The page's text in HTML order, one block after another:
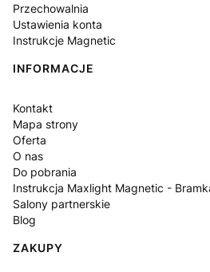
Przechowalnia
Ustawienia konta
Instrukcje Magnetic
INFORMACJE
Kontakt
Mapa strony
Oferta
O nas
Do pobrania
Instrukcja Maxlight Magnetic -
Salony partnerskie
Blog
ZAKUPY